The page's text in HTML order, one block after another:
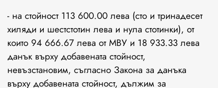
- на стойност 113 600.00 лева (сто и тринадесет
хиляди и шестстотин лева и нула стотинки), от
които 94 666.67 лева от МВУ и 18 933.33 лева
данък върху добавената стойност,
невъзстановим, съгласно Закона за данъка
върху добавената стойност, дължим за